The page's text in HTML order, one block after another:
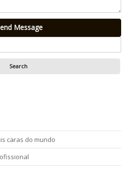
Message
caras do mundo